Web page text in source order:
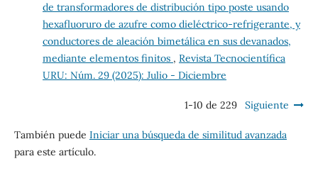
de transformadores de distribución tipo poste usando
hexafluoruro de azufre como dieléctrico-refrigerante, y
conductores de aleación bimetálica en sus devanados,
mediante elementos finitos , Revista Tecnocientífica
URU: Núm. 29 (2025): Julio - Diciembre
1-10 de 229 Siguiente
También puede Iniciar una búsqueda de similitud avanzada
para este artículo.